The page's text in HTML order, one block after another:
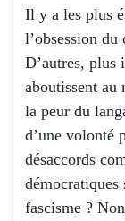
Il y a les plus
l’obsession
D’autres, plus
aboutissent au
la peur du
d’une volonté
désaccords
démocratiques
fascisme ?